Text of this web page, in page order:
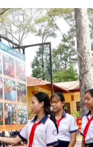
5 hoặc 6
cho biết các chuyến
thống Mỹ Donald
dẫn đến việc nối lại
Triều Tiên.